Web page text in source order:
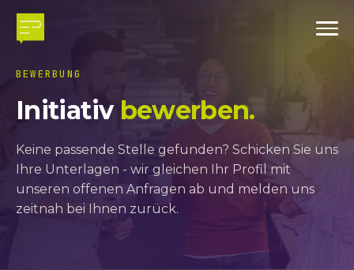
BEWERBUNG
Initiativ bewerben.
Keine passende Stelle gefunden? Schicken Sie uns
Ihre Unterlagen - wir gleichen Ihr Profil mit
unseren offenen Anfragen ab und melden uns
zeitnah bei Ihnen zurück.